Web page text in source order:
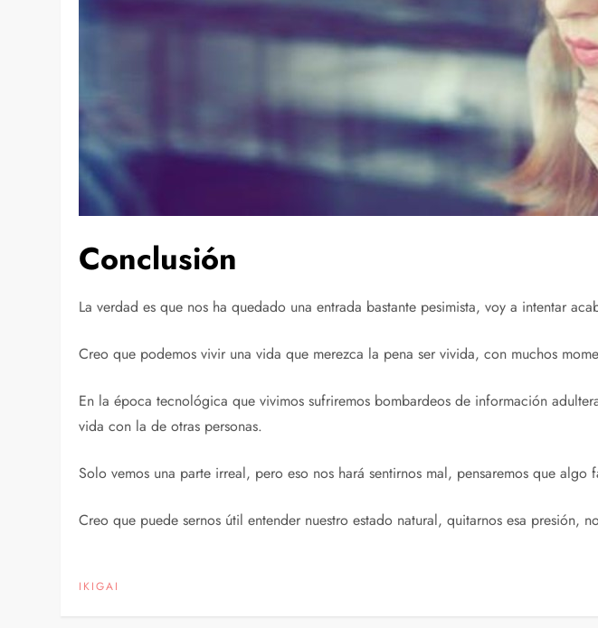
Conclusión
La verdad es que nos ha quedado una entrada bastante pesimista, voy a intentar
Creo que podemos vivir una vida que merezca la pena ser vivida, con muchos
En la época tecnológica que vivimos sufriremos bombardeos de información
vida con la de otras personas.
Solo vemos una parte irreal, pero eso nos hará sentirnos mal, pensaremos que algo
Creo que puede sernos útil entender nuestro estado natural, quitarnos esa presión,
IKIGAI